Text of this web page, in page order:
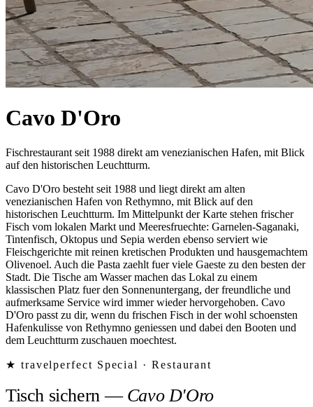
Cavo D'Oro
Fischrestaurant seit 1988 direkt am venezianischen Hafen, mit Blick
auf den historischen Leuchtturm.
Cavo D'Oro besteht seit 1988 und liegt direkt am alten
venezianischen Hafen von Rethymno, mit Blick auf den
historischen Leuchtturm. Im Mittelpunkt der Karte stehen frischer
Fisch vom lokalen Markt und Meeresfruechte: Garnelen-Saganaki,
Tintenfisch, Oktopus und Sepia werden ebenso serviert wie
Fleischgerichte mit reinen kretischen Produkten und hausgemachtem
Olivenoel. Auch die Pasta zaehlt fuer viele Gaeste zu den besten der
Stadt. Die Tische am Wasser machen das Lokal zu einem
klassischen Platz fuer den Sonnenuntergang, der freundliche und
aufmerksame Service wird immer wieder hervorgehoben. Cavo
D'Oro passt zu dir, wenn du frischen Fisch in der wohl schoensten
Hafenkulisse von Rethymno geniessen und dabei den Booten und
dem Leuchtturm zuschauen moechtest.
★ travelperfect Special · Restaurant
Tisch sichern— Cavo D'Oro